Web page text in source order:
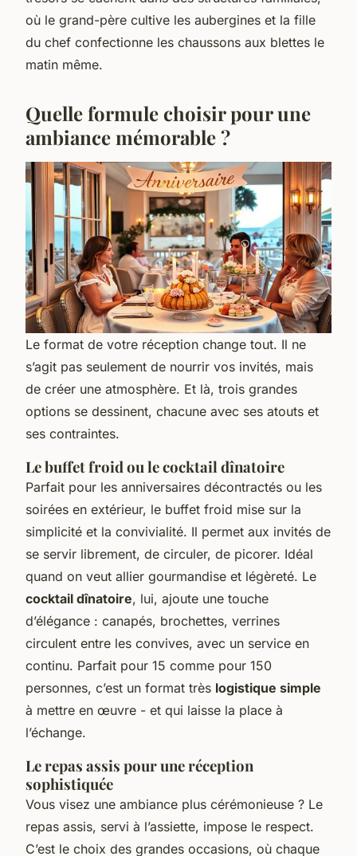
où le grand-père cultive les aubergines et la fille
du chef confectionne les chaussons aux blettes le
matin même.
Quelle formule choisir pour une
ambiance mémorable ?
Le format de votre réception change tout. Il ne
s’agit pas seulement de nourrir vos invités, mais
de créer une atmosphère. Et là, trois grandes
options se dessinent, chacune avec ses atouts et
ses contraintes.
Le buffet froid ou le cocktail dînatoire
Parfait pour les anniversaires décontractés ou les
soirées en extérieur, le buffet froid mise sur la
simplicité et la convivialité. Il permet aux invités de
se servir librement, de circuler, de picorer. Idéal
quand on veut allier gourmandise et légèreté. Le
cocktail dînatoire, lui, ajoute une touche
d’élégance : canapés, brochettes, verrines
circulent entre les convives, avec un service en
continu. Parfait pour 15 comme pour 150
personnes, c’est un format très logistique simple
à mettre en œuvre - et qui laisse la place à
l’échange.
Le repas assis pour une réception
sophistiquée
Vous visez une ambiance plus cérémonieuse ? Le
repas assis, servi à l’assiette, impose le respect.
C’est le choix des grandes occasions, où chaque